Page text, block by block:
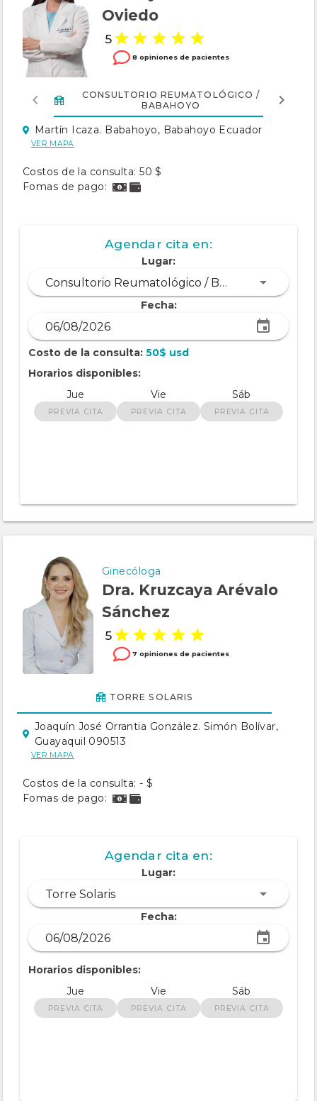
Oviedo
5
8 opiniones de pacientes
CONSULTORIO REUMATOLÓGICO /
BABAHOYO
Martín Icaza. Babahoyo, Babahoyo Ecuador
VER MAPA
Costos de la consulta: 50 $
Fomas de pago:
Agendar cita en:
Lugar:
Consultorio Reumatológico / Babahoyo
Fecha:
Costo de la consulta: 50$ usd
Horarios disponibles:
Jue
PREVIA CITA
Vie
PREVIA CITA
Sáb
PREVIA CITA
Ginecóloga
Dra. Kruzcaya Arévalo
Sánchez
5
7 opiniones de pacientes
TORRE SOLARIS
Joaquín José Orrantia González. Simón Bolívar,
Guayaquil 090513
VER MAPA
Costos de la consulta: - $
Fomas de pago:
Agendar cita en:
Lugar:
Torre Solaris
Fecha:
Horarios disponibles:
Jue
PREVIA CITA
Vie
PREVIA CITA
Sáb
PREVIA CITA